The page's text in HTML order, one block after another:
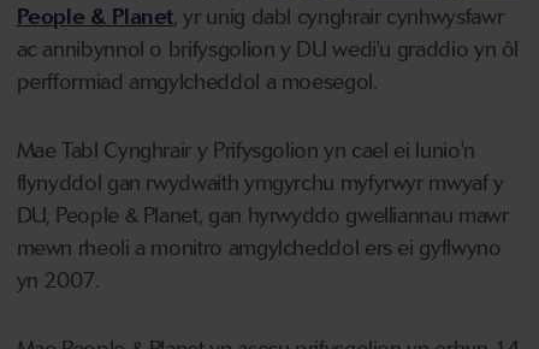
People & Planet, yr unig dabl cynghrair cynhwysfawr
ac annibynnol o brifysgolion y DU wedi'u graddio yn ôl
perfformiad amgylcheddol a moesegol.
Mae Tabl Cynghrair y Prifysgolion yn cael ei lunio'n
flynyddol gan rwydwaith ymgyrchu myfyrwyr mwyaf y
DU, People & Planet, gan hyrwyddo gwelliannau mawr
mewn rheoli a monitro amgylcheddol ers ei gyflwyno
yn 2007.